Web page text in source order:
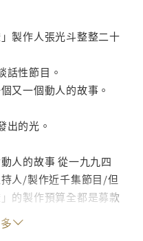
製作人張光斗整整二十
話性節目。
又一個動人的故事。
出的光。
人的故事 從一九九四
人/製作近千集節目/但
的製作預算全都是募款
燈」賣了房子、咬牙死
沒有製作費時/便有往